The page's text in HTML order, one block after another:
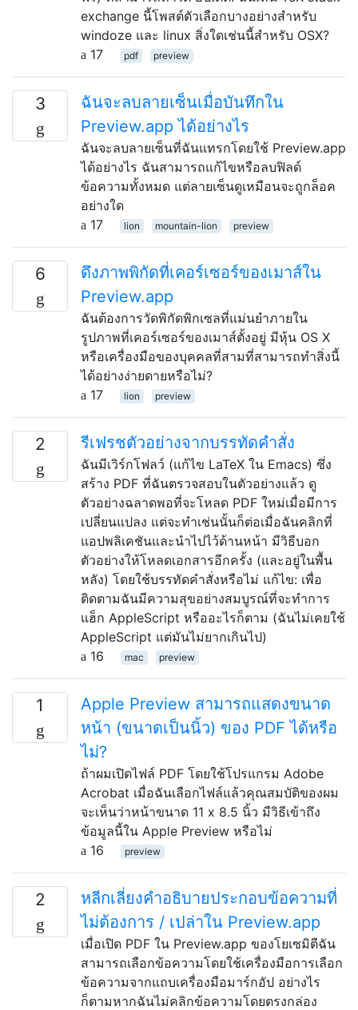
exchange นี้โพสต์ตัวเลือกบางอย่างสำหรับ
windoze และ linux สิ่งใดเช่นนี้สำหรับ OSX?
17
pdf preview
3
ฉันจะลบลายเซ็นเมื่อบันทึกใน
Preview.app ได้อย่างไร
ฉันจะลบลายเซ็นที่ฉันแทรกโดยใช้ Preview.app
ได้อย่างไร ฉันสามารถแก้ไขหรือลบฟิลด์
ข้อความทั้งหมด แต่ลายเซ็นดูเหมือนจะถูกล็อค
อย่างใด
17
lion mountain-lion preview
6
ดึงภาพพิกัดที่เคอร์เซอร์ของเมาส์ใน
Preview.app
ฉันต้องการวัดพิกัดพิกเซลที่แม่นยำภายใน
รูปภาพที่เคอร์เซอร์ของเมาส์ตั้งอยู่ มีหุ้น OS X
หรือเครื่องมือของบุคคลที่สามที่สามารถทำสิ่งนี้
ได้อย่างง่ายดายหรือไม่?
17
lion preview
2 รีเฟรชตัวอย่างจากบรรทัดคำสั่ง
ฉันมีเวิร์กโฟลว์ (แก้ไข LaTeX ใน Emacs) ซึ่ง
สร้าง PDF ที่ฉันตรวจสอบในตัวอย่างแล้ว ดู
ตัวอย่างฉลาดพอที่จะโหลด PDF ใหม่เมื่อมีการ
เปลี่ยนแปลง แต่จะทำเช่นนั้นก็ต่อเมื่อฉันคลิกที่
แอปพลิเคชันและนำไปไว้ด้านหน้า มีวิธีบอก
ตัวอย่างให้โหลดเอกสารอีกครั้ง (และอยู่ในพื้น
หลัง) โดยใช้บรรทัดคำสั่งหรือไม่ แก้ไข: เพื่อ
ติดตามฉันมีความสุขอย่างสมบูรณ์ที่จะทำการ
แฮ็ก AppleScript หรืออะไรก็ตาม (ฉันไม่เคยใช้
AppleScript แต่มันไม่ยากเกินไป)
16
mac preview
1
Apple Preview สามารถแสดงขนาด
หน้า (ขนาดเป็นนิ้ว) ของ PDF ได้หรือ
ไม่?
ถ้าผมเปิดไฟล์ PDF โดยใช้โปรแกรม Adobe
Acrobat เมื่อฉันเลือกไฟล์แล้วคุณสมบัติของผม
จะเห็นว่าหน้าขนาด 11 x 8.5 นิ้ว มีวิธีเข้าถึง
ข้อมูลนี้ใน Apple Preview หรือไม่
16
preview
2
หลีกเลี่ยงคำอธิบายประกอบข้อความที่
ไม่ต้องการ / เปล่าใน Preview.app
เมื่อเปิด PDF ใน Preview.app ของโยเซมิตีฉัน
สามารถเลือกข้อความโดยใช้เครื่องมือการเลือก
ข้อความจากแถบเครื่องมือมาร์กอัป อย่างไร
ก็ตามหากฉันไม่คลิกข้อความโดยตรงกล่อง